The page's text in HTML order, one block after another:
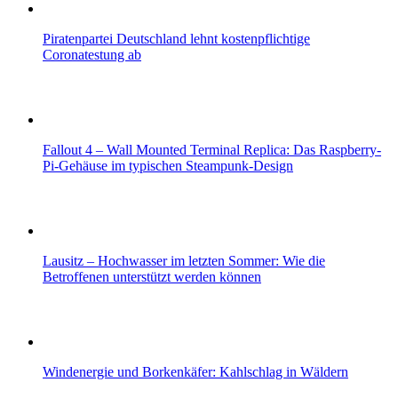
Piratenpartei Deutschland lehnt kostenpflichtige
Coronatestung ab
Fallout 4 – Wall Mounted Terminal Replica: Das Raspberry-
Pi-Gehäuse im typischen Steampunk-Design
Lausitz – Hochwasser im letzten Sommer: Wie die
Betroffenen unterstützt werden können
Windenergie und Borkenkäfer: Kahlschlag in Wäldern